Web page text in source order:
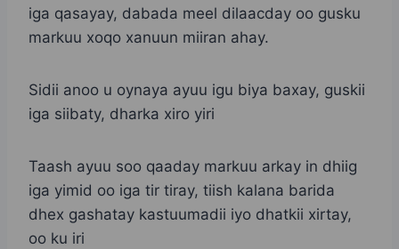
iga qasayay, dabada meel dilaacday oo gusku
markuu xoqo xanuun miiran ahay.
Sidii anoo u oynaya ayuu igu biya baxay, guskii
iga siibaty, dharka xiro yiri
Taash ayuu soo qaaday markuu arkay in dhiig
iga yimid oo iga tir tiray, tiish kalana barida
dhex gashatay kastuumadii iyo dhatkii xirtay,
oo ku iri